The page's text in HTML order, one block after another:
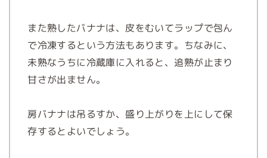
また熟したバナナは、皮をむいてラップで包ん
で冷凍するという方法もあります。ちなみに、
未熟なうちに冷蔵庫に入れると、追熟が止まり
甘さが出ません。
房バナナは吊るすか、盛り上がりを上にして保
存するとよいでしょう。